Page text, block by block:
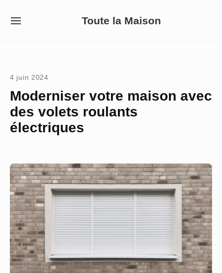
Toute la Maison
SITE
4 juin 2024
Moderniser votre maison avec
des volets roulants
électriques